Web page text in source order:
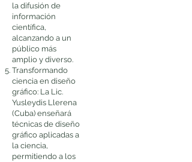
la difusión de
información
científica,
alcanzando a un
público más
amplio y diverso.
Transformando
ciencia en diseño
gráfico: La Lic.
Yusleydis Llerena
(Cuba) enseñará
técnicas de diseño
gráfico aplicadas a
la ciencia,
permitiendo a los